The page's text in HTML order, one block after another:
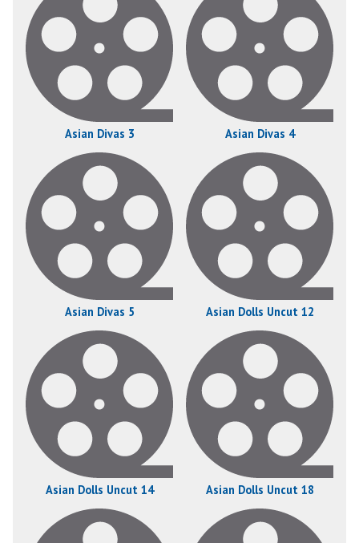
Asian Divas 3 Asian Divas 4
Asian Divas 5 Asian Dolls Uncut 12
Asian Dolls Uncut 14 Asian Dolls Uncut 18